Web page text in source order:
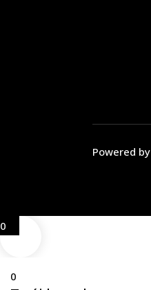
Powered by
0
0